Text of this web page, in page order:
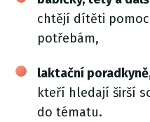
chtějí dítěti
potřebám,
laktační
kteří hledají širší
do tématu.